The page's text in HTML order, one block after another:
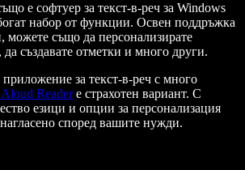
е софтуер за текст-в-реч за Windows
набор от функции. Освен поддръжка
можете също да персонализирате
да създавате отметки и много други.
за текст-в-реч с много
Readerе страхотен вариант. С
езици и опции за персонализация
според вашите нужди.